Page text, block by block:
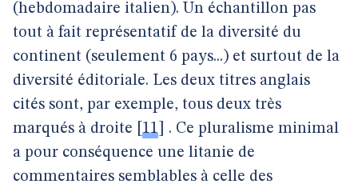
(hebdomadaire italien). Un échantillon pas
tout à fait représentatif de la diversité du
continent (seulement 6 pays...) et surtout de la
diversité éditoriale. Les deux titres anglais
cités sont, par exemple, tous deux très
marqués à droite
11
. Ce pluralisme minimal
a pour conséquence une litanie de
commentaires semblables à celle des